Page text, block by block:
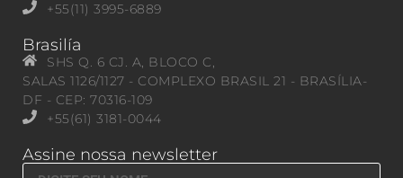
+55(11) 3995-6889
Brasilía
SHS Q. 6 CJ. A, BLOCO C,
SALAS 1126/1127 - COMPLEXO BRASIL 21 - BRASÍLIA-
DF - CEP: 70316-109
+55(61) 3181-0044
Assine nossa newsletter